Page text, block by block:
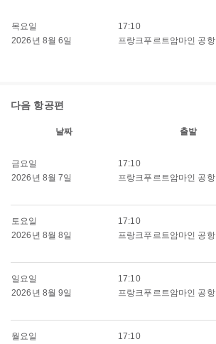
목요일
2026년 8월 6일
17:10
프랑크푸르트암마인 공항
다음 항공편
날짜 출발
금요일
2026년 8월 7일
17:10
프랑크푸르트암마인 공항
토요일
2026년 8월 8일
17:10
프랑크푸르트암마인 공항
일요일
2026년 8월 9일
17:10
프랑크푸르트암마인 공항
월요일
17:10